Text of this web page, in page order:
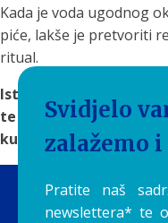
Kada je voda ugodnog
piće, lakše je pretvoriti
ritual.
Istražite EVA filtere i
te odaberite model
kućanstva.
Svidjelo
zalažemo
Pratite naš
newslettera* te